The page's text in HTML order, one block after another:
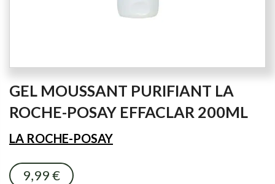
to
beginning
of
the
images
gallery
GEL MOUSSANT PURIFIANT LA
ROCHE-POSAY EFFACLAR 200ML
LA ROCHE-POSAY
9,99 €